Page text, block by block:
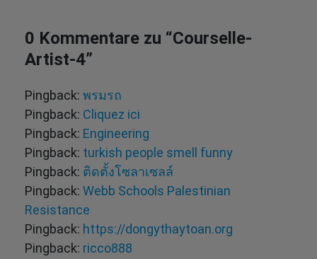
0 Kommentare zu “Courselle-
Artist-4”
Pingback: พรมรถ
Pingback: Cliquez ici
Pingback: Engineering
Pingback: turkish people smell funny
Pingback: ติดตั้งโซลาเซลล์
Pingback: Webb Schools Palestinian
Resistance
Pingback: https://dongythaytoan.org
Pingback: ricco888